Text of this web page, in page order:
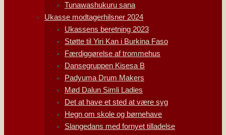
Tunawashukuru sana
Ukasse modtagerhilsner 2024
Ukassens beretning 2023
Støtte til Yiri Kan i Burkina Faso
Færdiggørelse af trommehus
Dansegruppen Kisesa B
Padyuma Drum Makers
Mød Dalun Simli Ladies
Det at have et sted at være syg
Hegn om skole og børnehave
Slangedans med fornyet tilladelse